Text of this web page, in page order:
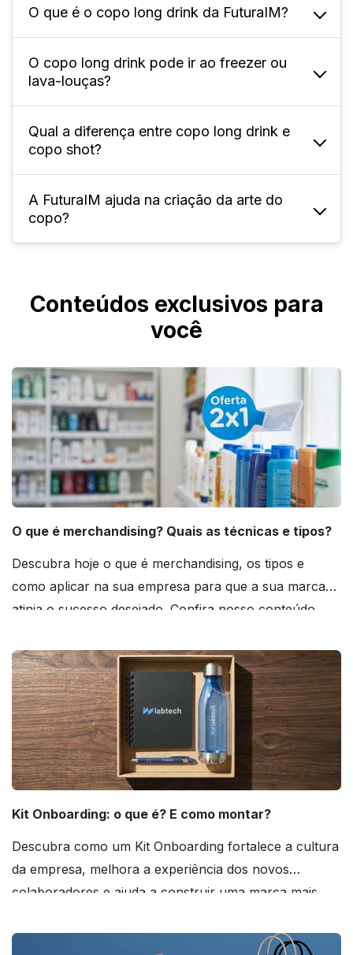
O que é o copo long drink da FuturaIM?
É um copo alto e estreito de 350 ml, ideal
para bebidas com bastante líquido e gelo,
muito utilizado em festas, eventos, bares,
casamentos e ações promocionais.
O copo long drink pode ir ao freezer ou
lava-louças?
Não. Por ser de PS, não é recomendado usar
no freezer nem em lava-louças, pois
temperaturas extremas podem deformar ou
danificar o material.
Qual a diferença entre copo long drink e
copo shot?
O Long Drink é alto, estreito e comporta 350
ml, ideal para coquetéis longos; o shot é
baixo, pequeno e comporta cerca de 30 ml a
A FuturaIM ajuda na criação da arte do
copo?
IMbatível para criação profissional da arte ou
a Checagem IMbatível para conferência
técnica do arquivo.
Conteúdos exclusivos para
você
O que é merchandising? Quais as técnicas e tipos?
Descubra hoje o que é merchandising, os tipos e
como aplicar na sua empresa para que a sua marca
atinja o sucesso desejado. Confira nosso conteúdo
Kit Onboarding: o que é? E como montar?
Descubra como um Kit Onboarding fortalece a cultura
da empresa, melhora a experiência dos novos
colaboradores e ajuda a construir uma marca mais